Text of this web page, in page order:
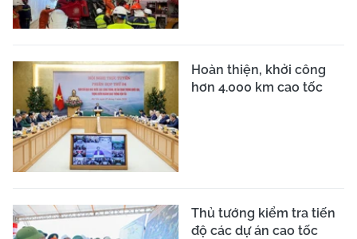
Hoàn thiện, khởi công
hơn 4.000 km cao tốc
Thủ tướng kiểm tra tiến
độ các dự án cao tốc